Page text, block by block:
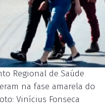
Regional de Saúde
na fase amarela do
Vinícius Fonseca